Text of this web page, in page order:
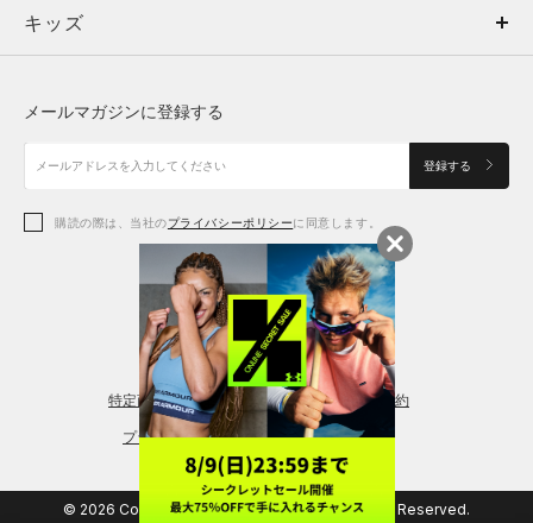
キッズ
アクセサリー
ボトムス
アクセサリー
トップス
シューズ
アクセサリー
レギンス＆タイツ
キッズ
シューズ
メールマガジンに登録する
登録する
購読の際は、当社のプライバシーポリシーに同意します。
特定商取引法に基づく通販の表記 会員規約
プライバシーポリシー
© 2026 Copyright DOME Corporation. All Rights Reserved.